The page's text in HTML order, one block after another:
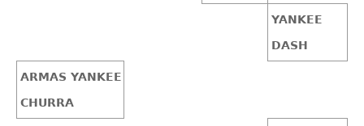
YANKEE
DASH
ARMAS YANKEE
CHURRA